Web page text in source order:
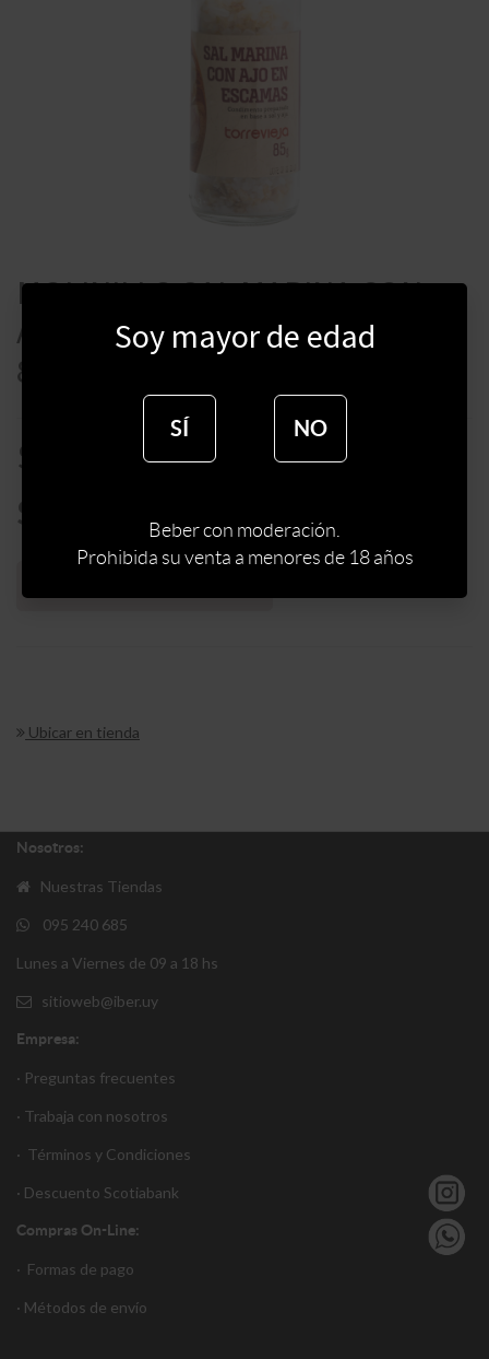
MOLINILLO SAL MARINA CON
AJO EN ESCAMAS TORREVIEJA
85 GRAMOS
$
$
Ubicar en tienda
Nosotros:
Nuestras Tiendas
095 240 685
Lunes a Viernes de 09 a 18 hs
sitioweb@iber.uy
Empresa:
· Preguntas frecuentes
· Trabaja con nosotros
· Términos y Condiciones
· Descuento Scotiabank
Compras On-Line:
· Formas de pago
· Métodos de envío
Soy mayor de edad
SÍ NO
Beber con moderación.
Prohibida su venta a menores de 18 años